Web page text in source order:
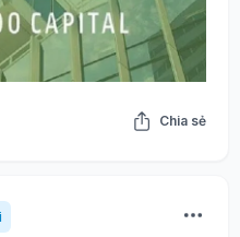
Chia sẻ